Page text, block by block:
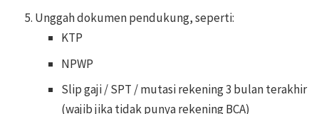
Unggah dokumen pendukung, seperti:
KTP
NPWP
Slip gaji / SPT / mutasi rekening 3 bulan terakhir
(wajib jika tidak punya rekening BCA)